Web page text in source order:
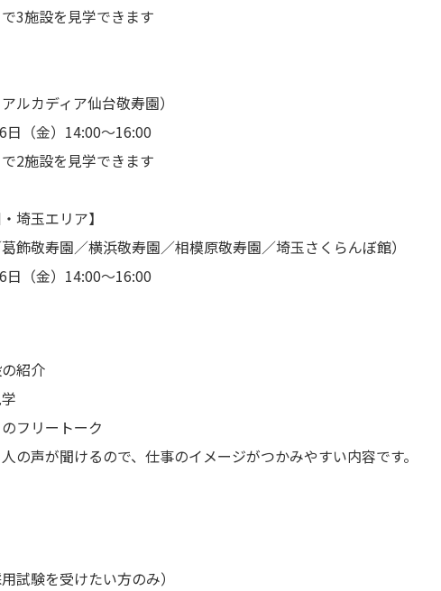
施設を見学できます
ルカディア仙台敬寿園）
（金）14:00～16:00
施設を見学できます
埼玉エリア】
葛飾敬寿園／横浜敬寿園／相模原敬寿園／埼玉さくらんぼ館）
（金）14:00～16:00
紹介
フリートーク
声が聞けるので、仕事のイメージがつかみやすい内容です。
試験を受けたい方のみ）